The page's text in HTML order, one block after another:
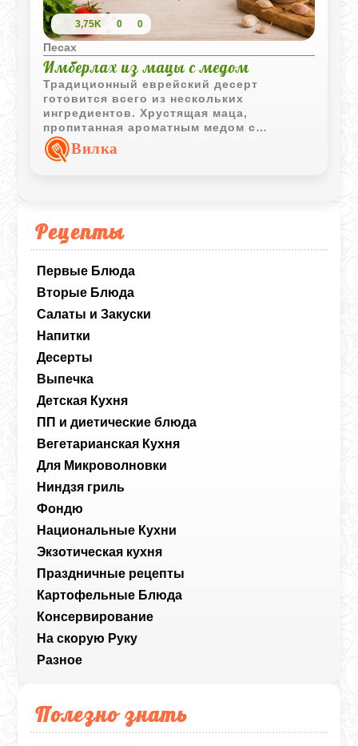
Рецепты
Первые Блюда
Вторые Блюда
Салаты и Закуски
Напитки
Десерты
Выпечка
Детская Кухня
ПП и диетические блюда
Вегетарианская Кухня
Для Микроволновки
Ниндзя гриль
Фондю
Национальные Кухни
Экзотическая кухня
Праздничные рецепты
Картофельные Блюда
Консервирование
На скорую Руку
Разное
Полезно знать
3,75K 0 0
Песах
Имберлах из мацы с медом
Традиционный еврейский десерт
готовится всего из нескольких
ингредиентов. Хрустящая маца,
пропитанная ароматным медом с
имбирем, после застывания
превращается в сладкое лакомство с
Вилка